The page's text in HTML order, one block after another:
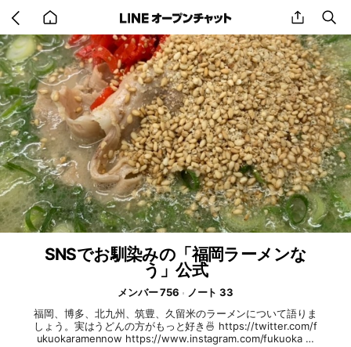
back
to
home
share
SNSでお馴染みの「福岡ラーメンな
う」公式
メンバー 756
ノート 33
福岡、博多、北九州、筑豊、久留米のラーメンについて語りま
しょう。実はうどんの方がもっと好き🍜 https://twitter.com/f
ukuokaramennow https://www.instagram.com/fukuoka ra